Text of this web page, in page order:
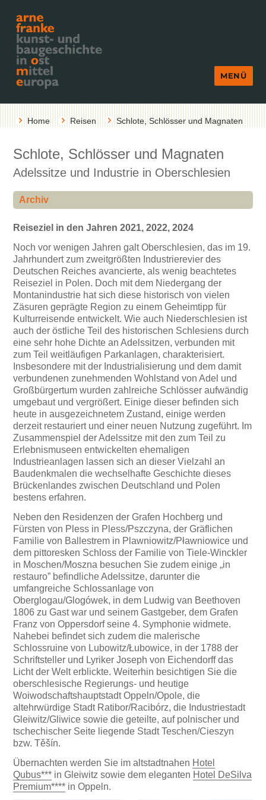
MENÜ
Home Reisen Schlote, Schlösser und Magnaten
Schlote, Schlösser und Magnaten
Adelssitze und Industrie in Oberschlesien
Archiv
Reiseziel in den Jahren 2021, 2022, 2024
Noch vor wenigen Jahren galt Oberschlesien, das im 19.
Jahrhundert zum zweitgrößten Industrierevier des
Deutschen Reiches avancierte, als wenig beachtetes
Reiseziel in Polen. Doch mit dem Niedergang der
Montanindustrie hat sich diese historisch von vielen
Zäsuren geprägte Region zu einem Geheimtipp für
Kulturreisende entwickelt. Wie auch Niederschlesien ist
auch der östliche Teil des historischen Schlesiens durch
eine sehr hohe Dichte an Adelssitzen, verbunden mit
zum Teil weitläufigen Parkanlagen, charakterisiert.
Insbesondere mit der Industrialisierung und dem damit
verbundenen zunehmenden Wohlstand von Adel und
Großbürgertum wurden zahlreiche Schlösser aufwändig
umgebaut und vergrößert. Einige dieser befinden sich
heute in ausgezeichnetem Zustand, einige werden
derzeit restauriert und einer neuen Nutzung zugeführt. Im
Zusammenspiel der Adelssitze mit den zum Teil zu
Erlebnismuseen entwickelten ehemaligen
Industrieanlagen lassen sich an dieser Vielzahl an
Baudenkmalen die wechselhafte Geschichte dieses
Brückenlandes zwischen Deutschland und Polen
bestens erfahren.
Neben den Residenzen der Grafen Hochberg und
Fürsten von Pless in Pless/Pszczyna, der Gräflichen
Familie von Ballestrem in Plawniowitz/Pławniowice und
dem pittoresken Schloss der Familie von Tiele-Winckler
in Moschen/Moszna besuchen Sie zudem einige „in
restauro” befindliche Adelssitze, darunter die
umfangreiche Schlossanlage von
Oberglogau/Glogówek, in dem Ludwig van Beethoven
1806 zu Gast war und seinem Gastgeber, dem Grafen
Franz von Oppersdorf seine 4. Symphonie widmete.
Nahebei befindet sich zudem die malerische
Schlossruine von Lubowitz/Łubowice, in der 1788 der
Schriftsteller und Lyriker Joseph von Eichendorff das
Licht der Welt erblickte. Weiterhin besichtigen Sie die
oberschlesische Regierungs- und heutige
Woiwodschaftshauptstadt Oppeln/Opole, die
altehrwürdige Stadt Ratibor/Racibórz, die Industriestadt
Gleiwitz/Gliwice sowie die geteilte, auf polnischer und
tschechischer Seite liegende Stadt Teschen/Cieszyn
bzw. Těšín.
Übernachten werden Sie im altstadtnahen Hotel
Qubus*** in Gleiwitz sowie dem eleganten Hotel DeSilva
Premium**** in Oppeln.